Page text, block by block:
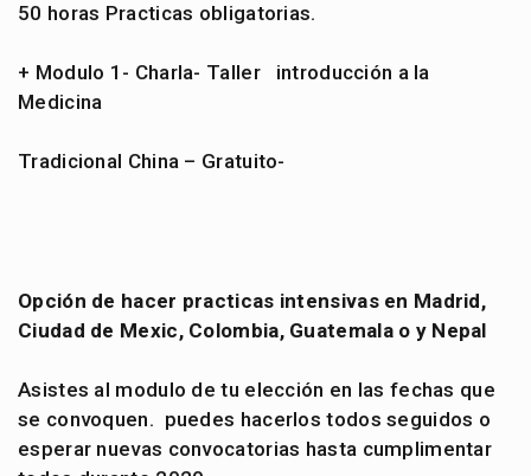
50 horas Practicas obligatorias.
+ Modulo 1- Charla- Taller introducción a la
Medicina
Tradicional China – Gratuito-
Opción de hacer practicas intensivas en Madrid,
Ciudad de Mexic, Colombia, Guatemala o y Nepal
Asistes al modulo de tu elección en las fechas que
se convoquen. puedes hacerlos todos seguidos o
esperar nuevas convocatorias hasta cumplimentar